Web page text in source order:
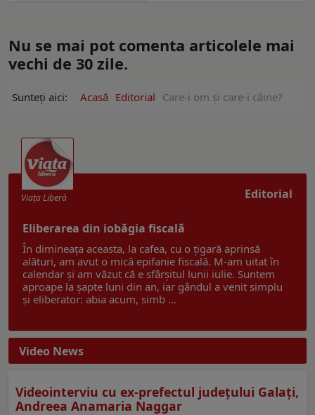
Nu se mai pot comenta articolele mai
vechi de 30 zile.
Sunteți aici: Acasă Editorial Care-i om și care-i câine?
Editorial
Viaţa Liberă
Eliberarea din iobăgia fiscală
În dimineața aceasta, la cafea, cu o țigară aprinsă
alături, am avut o mică epifanie fiscală. M-am uitat în
calendar și am văzut că e sfârșitul lunii iulie. Suntem
aproape la șapte luni din an, iar gândul a venit simplu
și eliberator: abia acum, simb ...
Video News
Videointerviu cu ex-prefectul judeţului Galaţi,
Andreea Anamaria Naggar